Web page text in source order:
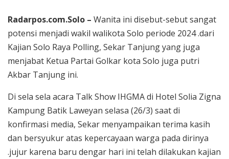
Radarpos.com.Solo – Wanita ini disebut-sebut sangat
potensi menjadi wakil walikota Solo periode 2024 .dari
Kajian Solo Raya Polling, Sekar Tanjung yang juga
menjabat Ketua Partai Golkar kota Solo juga putri
Akbar Tanjung ini.
Di sela sela acara Talk Show IHGMA di Hotel Solia Zigna
Kampung Batik Laweyan selasa (26/3) saat di
konfirmasi media, Sekar menyampaikan terima kasih
dan bersyukur atas kepercayaan warga pada dirinya
.jujur karena baru dengar hari ini telah dilakukan kajian